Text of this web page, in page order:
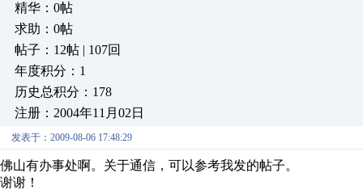
精华：0帖
求助：0帖
帖子：12帖 | 107回
年度积分：1
历史总积分：178
注册：2004年11月02日
发表于：2009-08-06 17:48:29
佛山有办事处啊。关于通信，可以参考我发的帖子。
谢谢！